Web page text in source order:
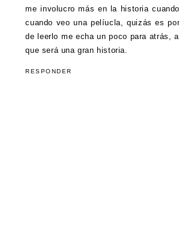
me involucro más en la historia
cuando veo una pelíucla, quizás es
de leerlo me echa un poco para atrás,
que será una gran historia.
RESPONDER